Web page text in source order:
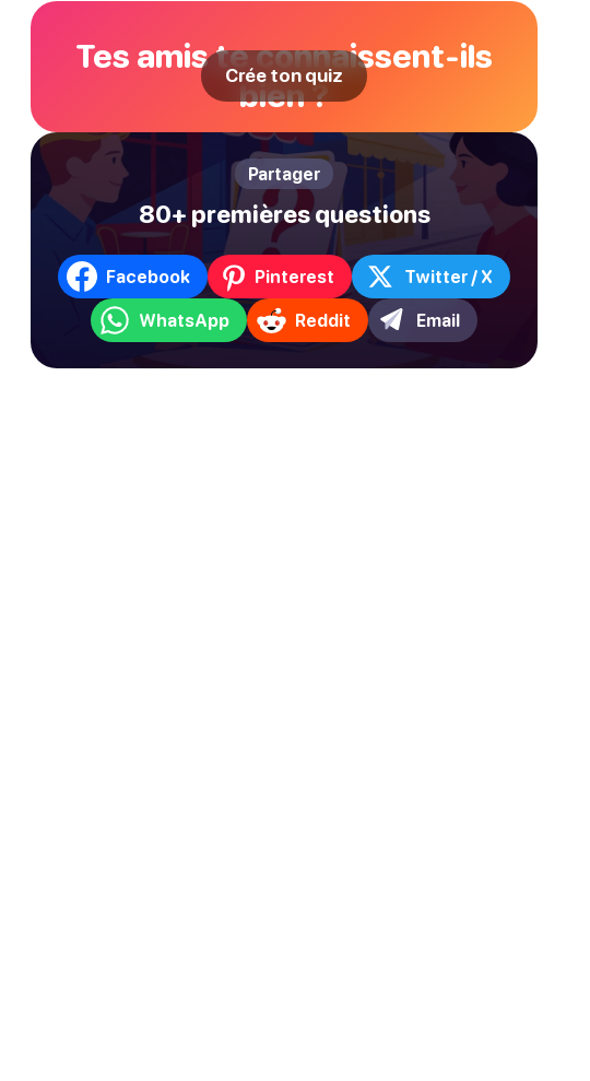
Tes amis te connaissent-ils
bien ?
Crée ton quiz
Partager
80+ premières questions
Facebook Pinterest Twitter / X
WhatsApp Reddit Email